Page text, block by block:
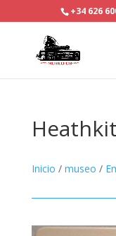
+34 626
Inicio / museo /